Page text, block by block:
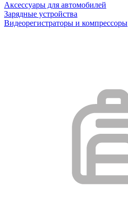
Аксессуары для автомобилей
Зарядные устройства
Видеорегистраторы и компрессоры